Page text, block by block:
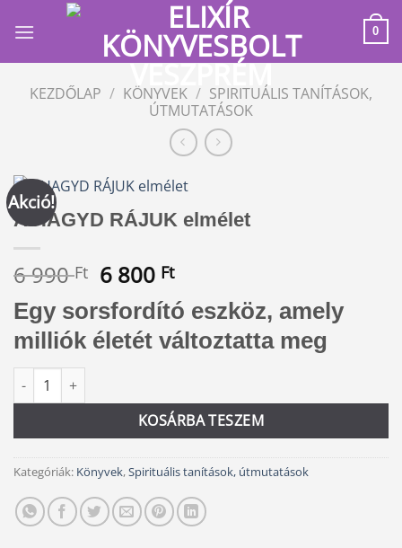
0
KEZDŐLAP / KÖNYVEK / SPIRITUÁLIS TANÍTÁSOK,
ÚTMUTATÁSOK
Akció!
A HAGYD RÁJUK elmélet
6 990Ft Original
price
was:
6
6 800 FtCurrent
price
is:
6
Egy sorsfordító eszköz, amely
milliók életét változtatta meg
A HAGYD RÁJUK elmélet mennyiség
KOSÁRBA TESZEM
Alternative:
Kategóriák: Könyvek,Spirituális tanítások, útmutatások